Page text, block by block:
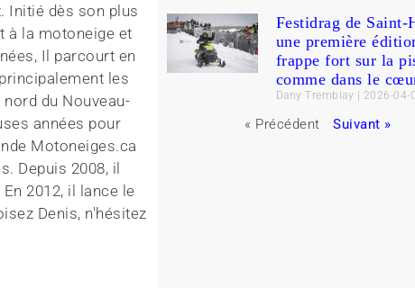
Initié dès son plus
à la motoneige et
Il parcourt en
les
du Nouveau-
années pour
Motoneiges.ca
Depuis 2008, il
2012, il lance le
Denis, n'hésitez
Festidrag de Saint-
une première
frappe fort sur la
comme dans le
Dany Tremblay 2026-04-
« Précédent Suivant »